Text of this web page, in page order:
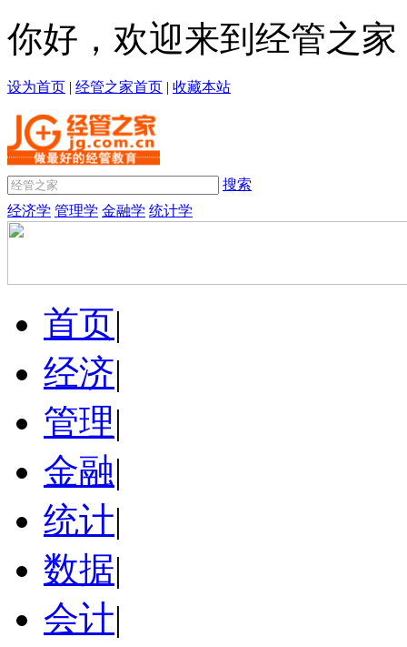
你好，欢迎来到经管之家
设为首页 | 经管之家首页 | 收藏本站
搜索
经济学 管理学 金融学 统计学
首页|
经济|
管理|
金融|
统计|
数据|
会计|